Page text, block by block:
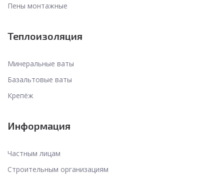
Пены монтажные
Теплоизоляция
Минеральные ваты
Базальтовые ваты
Крепёж
Информация
Частным лицам
Строительным организациям